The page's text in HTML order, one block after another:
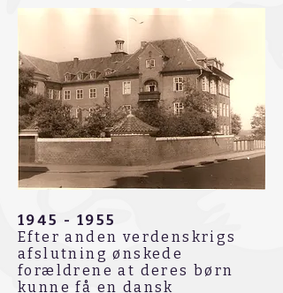
1945 - 1955
Efter anden verdenskrigs
afslutning ønskede
forældrene at deres børn
kunne få en dansk